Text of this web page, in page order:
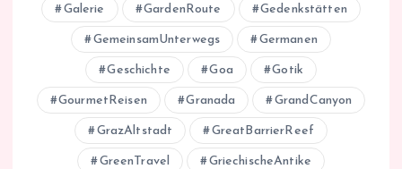
Galerie GardenRoute Gedenkstätten
GemeinsamUnterwegs Germanen
Geschichte Goa Gotik
GourmetReisen Granada GrandCanyon
GrazAltstadt GreatBarrierReef
GreenTravel GriechischeAntike